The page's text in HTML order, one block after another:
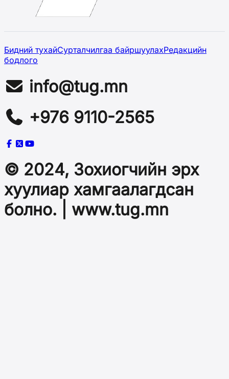
Бидний тухайСурталчилгаа байршуулахРедакцийн
бодлого
info@tug.mn
+976 9110-2565
© 2024, Зохиогчийн эрх
хуулиар хамгаалагдсан
болно. | www.tug.mn